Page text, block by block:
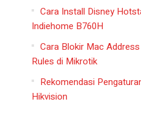
Cara Install Disney
Indiehome B760H
Cara Blokir Mac
Rules di Mikrotik
Rekomendasi
Hikvision